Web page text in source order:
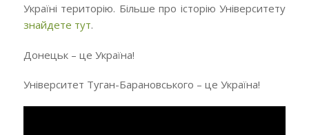
Україні територію. Більше про історію Університету
знайдете тут.
Донецьк – це Україна!
Університет Туган-Барановського – це Україна!